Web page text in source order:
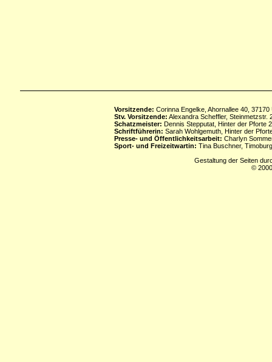
Vorsitzende: Corinna Engelke, Ahornallee 40,
Stv. Vorsitzende: Alexandra Scheffler, Steinmetzstr.
Schatzmeister: Dennis Stepputat, Hinter der Pforte
Schriftführerin: Sarah Wohlgemuth, Hinter der
Presse- und Öffentlichkeitsarbeit: Charlyn
Sport- und Freizeitwartin: Tina Buschner,
Gestaltung der Seiten
©